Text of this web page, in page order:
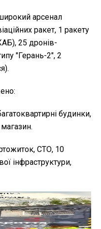
арсенал
ракет, 1 ракету
25 дронів-
"Герань-2", 2
будинки,
СТО, 10
інфраструктури,